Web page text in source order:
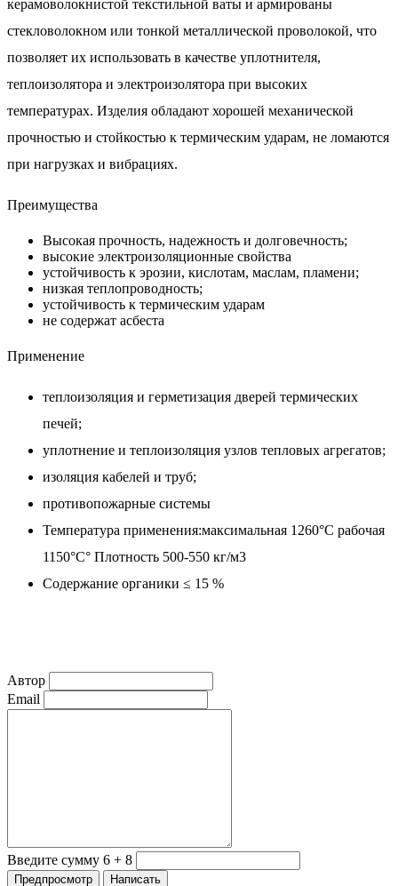
керамоволокнистой текстильной ваты и армированы
стекловолокном или тонкой металлической проволокой, что
позволяет их использовать в качестве уплотнителя,
теплоизолятора и электроизолятора при высоких
температурах. Изделия обладают хорошей механической
прочностью и стойкостью к термическим ударам, не ломаются
при нагрузках и вибрациях.
Преимущества
Высокая прочность, надежность и долговечность;
высокие электроизоляционные свойства
устойчивость к эрозии, кислотам, маслам, пламени;
низкая теплопроводность;
устойчивость к термическим ударам
не содержат асбеста
Применение
теплоизоляция и герметизация дверей термических
печей;
уплотнение и теплоизоляция узлов тепловых агрегатов;
изоляция кабелей и труб;
противопожарные системы
Температура применения:максимальная 1260°С рабочая
1150°С° Плотность 500-550 кг/м3
Содержание органики ≤ 15 %
Автор
Email
Введите сумму 6 + 8